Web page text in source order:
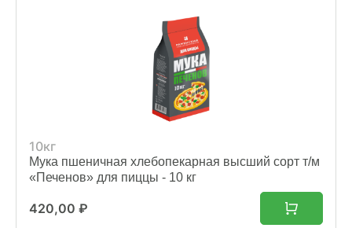
10кг
Мука пшеничная хлебопекарная высший сорт т/м
«Печенов» для пиццы - 10 кг
420,00 ₽